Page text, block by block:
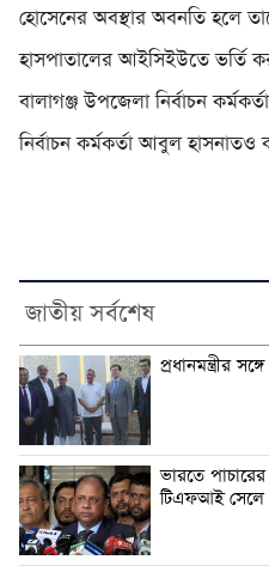
হোসেনের অবস্থার অবনতি হলে
হাসপাতালের আইসিইউতে ভর্তি
বালাগঞ্জ উপজেলা নির্বাচন
নির্বাচন কর্মকর্তা আবুল হাসনাতও
জাতীয় সর্বশেষ
প্রধানমন্ত্রীর
ভারতে পাচারের
টিএফআই সেলে